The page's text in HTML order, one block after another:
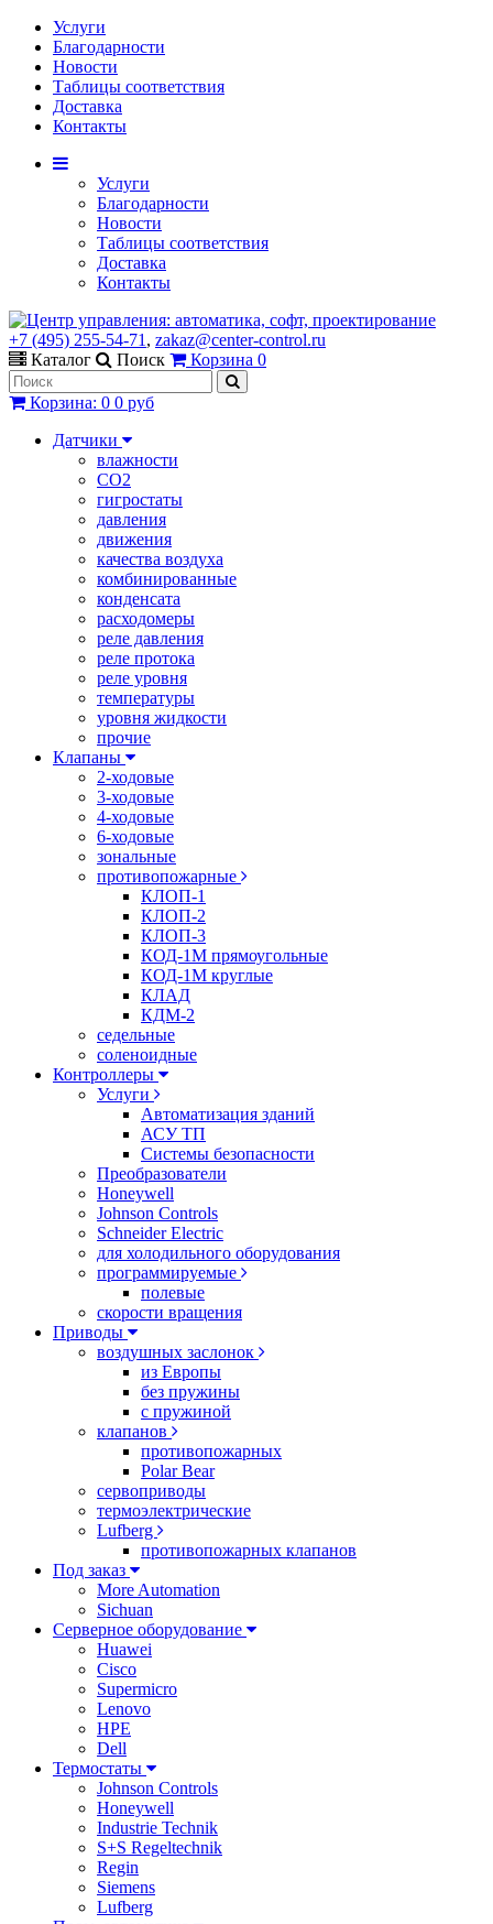
Услуги
Благодарности
Новости
Таблицы соответствия
Доставка
Контакты
Услуги
Благодарности
Новости
Таблицы соответствия
Доставка
Контакты
+7 (495) 255-54-71 , zakaz@center-control.ru
Каталог
Поиск Корзина 0
Корзина: 0 0 руб
Датчики
влажности
CO2
гигростаты
давления
движения
качества воздуха
комбинированные
конденсата
расходомеры
реле давления
реле протока
реле уровня
температуры
уровня жидкости
прочие
Клапаны
2-ходовые
3-ходовые
4-ходовые
6-ходовые
зональные
противопожарные
КЛОП-1
КЛОП-2
КЛОП-3
КОД-1М прямоугольные
КОД-1М круглые
КЛАД
КДМ-2
седельные
соленоидные
Контроллеры
Услуги
Автоматизация зданий
АСУ ТП
Системы безопасности
Преобразователи
Honeywell
Johnson Controls
Schneider Electric
для холодильного оборудования
программируемые
полевые
скорости вращения
Приводы
воздушных заслонок
из Европы
без пружины
с пружиной
клапанов
противопожарных
Polar Bear
сервоприводы
термоэлектрические
Lufberg
противопожарных клапанов
Под заказ
More Automation
Sichuan
Серверное оборудование
Huawei
Cisco
Supermicro
Lenovo
HPE
Dell
Термостаты
Johnson Controls
Honeywell
Industrie Technik
S+S Regeltechnik
Regin
Siemens
Lufberg